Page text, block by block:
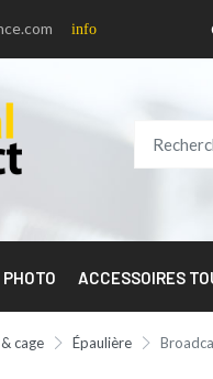
info
PHOTO ACCESSOIRES
cage Épaulière